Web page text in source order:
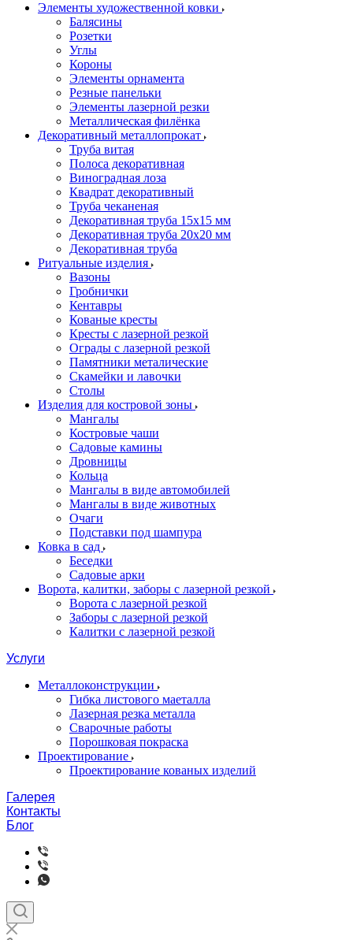
Элементы художественной ковки
Балясины
Розетки
Углы
Короны
Элементы орнамента
Резные панельки
Элементы лазерной резки
Металлическая филёнка
Декоративный металлопрокат
Труба витая
Полоса декоративная
Виноградная лоза
Квадрат декоративный
Труба чеканеная
Декоративная труба 15х15 мм
Декоративная труба 20х20 мм
Декоративная труба
Ритуальные изделия
Вазоны
Гробнички
Кентавры
Кованые кресты
Кресты с лазерной резкой
Ограды с лазерной резкой
Памятники металические
Скамейки и лавочки
Столы
Изделия для костровой зоны
Мангалы
Костровые чаши
Садовые камины
Дровницы
Кольца
Мангалы в виде автомобилей
Мангалы в виде животных
Очаги
Подставки под шампура
Ковка в сад
Беседки
Садовые арки
Ворота, калитки, заборы с лазерной резкой
Ворота с лазерной резкой
Заборы с лазерной резкой
Калитки с лазерной резкой
Услуги
Металлоконструкции
Гибка листового маеталла
Лазерная резка металла
Сварочные работы
Порошковая покраска
Проектирование
Проектирование кованых изделий
Галерея
Контакты
Блог